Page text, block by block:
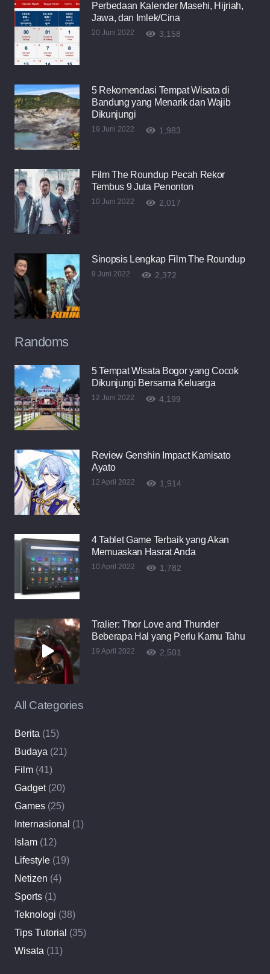
Perbedaan Kalender Masehi, Hijriah,
Jawa, dan Imlek/Cina
20 Juni 2022 3,158
5 Rekomendasi Tempat Wisata di
Bandung yang Menarik dan Wajib
Dikunjungi
19 Juni 2022 1,983
Film The Roundup Pecah Rekor
Tembus 9 Juta Penonton
10 Juni 2022 2,017
Sinopsis Lengkap Film The Roundup
9 Juni 2022 2,372
Randoms
5 Tempat Wisata Bogor yang Cocok
Dikunjungi Bersama Keluarga
12 Juni 2022 4,199
Review Genshin Impact Kamisato
Ayato
12 April 2022 1,914
4 Tablet Game Terbaik yang Akan
Memuaskan Hasrat Anda
10 April 2022 1,782
Tralier: Thor Love and Thunder
Beberapa Hal yang Perlu Kamu Tahu
19 April 2022 2,501
All Categories
Berita (15)
Budaya (21)
Film (41)
Gadget(20)
Games (25)
Internasional (1)
Islam (12)
Lifestyle (19)
Netizen (4)
Sports (1)
Teknologi (38)
Tips Tutorial (35)
Wisata (11)